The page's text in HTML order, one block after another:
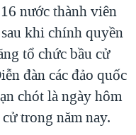
NAM
VIỆT NAM
nước thành viên
khi chính quyền
tổ chức bầu cử
đàn các đảo quốc
chót là ngày hôm
trong năm nay.